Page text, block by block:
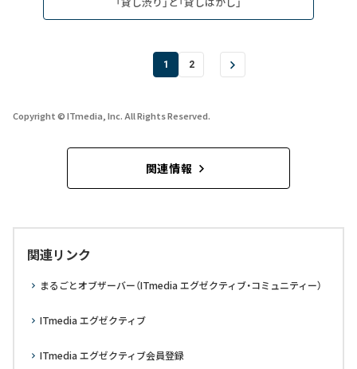
1 2
Copyright © ITmedia, Inc. All Rights Reserved.
関連情報
関連リンク
まるごとオブザーバー（ITmedia エグゼクティブ・コミュニティー）
ITmedia エグゼクティブ
ITmedia エグゼクティブ会員登録